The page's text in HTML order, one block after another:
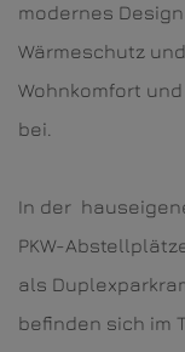
modernes
Wärmeschutz
Wohnkomfort
bei.
In der
PKW-
als
befinden sich im